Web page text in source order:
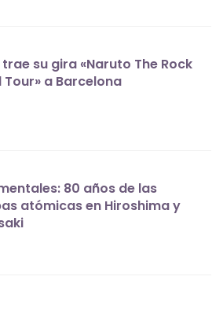
trae su gira «Naruto The Rock
Tour» a Barcelona
80 años de las
atómicas en Hiroshima y